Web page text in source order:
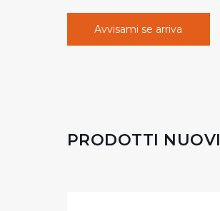
Avvisami se arriva
PRODOTTI NUOVI